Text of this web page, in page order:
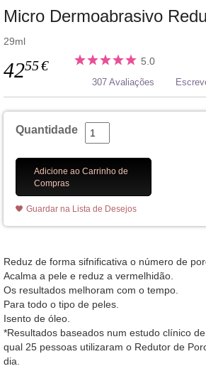
Micro Dermoabrasivo
29ml
4255€ 5.0
307 Avaliações
Quantidade
Adicione ao Carrinho de
Compras
Guardar na Lista de Desejos
Reduz de forma sifnificativa o número de
Acalma a pele e reduz a vermelhidão.
Os resultados melhoram com o tempo.
Para todo o tipo de peles.
Isento de óleo.
*Resultados baseados num estudo clínico
qual 25 pessoas utilizaram o Redutor de
dia.